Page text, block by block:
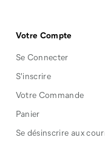
Votre Compte
Se Connecter
S'inscrire
Votre Commande
Panier
Se désinscrire aux